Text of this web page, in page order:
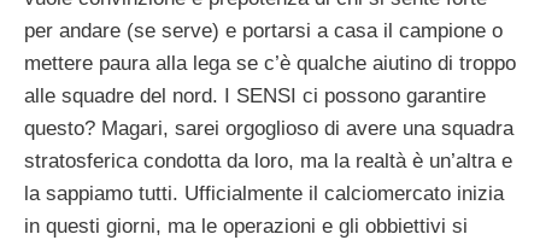
per andare (se serve) e portarsi a casa il campione o
mettere paura alla lega se c’è qualche aiutino di troppo
alle squadre del nord. I SENSI ci possono garantire
questo? Magari, sarei orgoglioso di avere una squadra
stratosferica condotta da loro, ma la realtà è un’altra e
la sappiamo tutti. Ufficialmente il calciomercato inizia
in questi giorni, ma le operazioni e gli obbiettivi si